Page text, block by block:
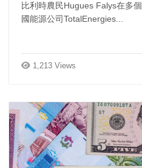
比利時農民Hugues Falys在多
國能源公司TotalEnergies...
1,213 Views